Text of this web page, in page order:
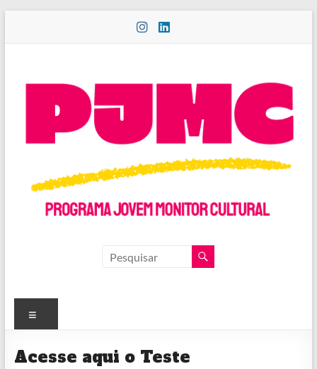
PROGRAMA
MONITOR
CULTURAL
Acesse aqui o Teste